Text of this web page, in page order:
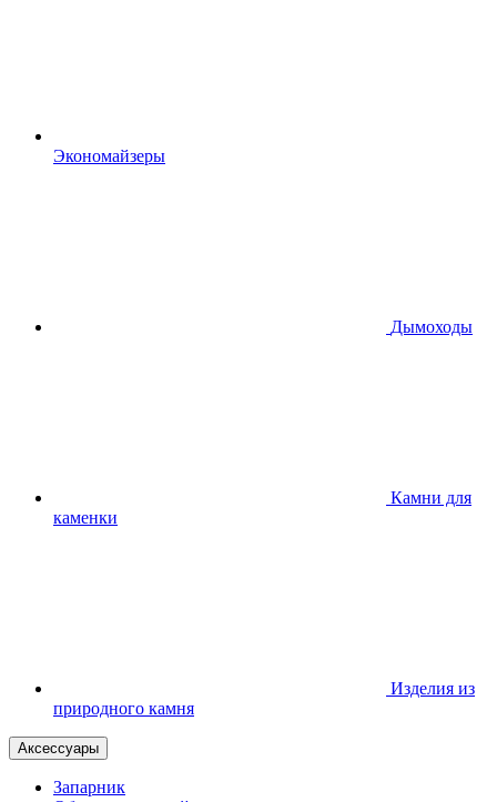
Экономайзеры
Дымоходы
Камни для
каменки
Изделия из
природного камня
Аксессуары
Запарник